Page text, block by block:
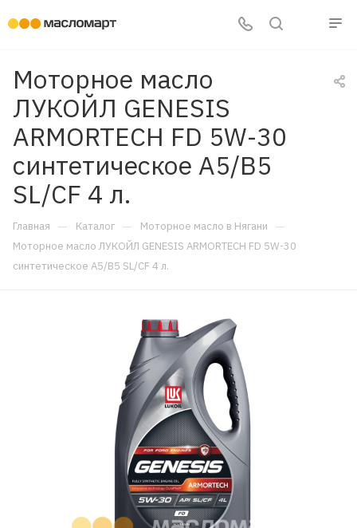
Моторное масло
ЛУКОЙЛ GENESIS
ARMORTECH FD 5W-30
синтетическое A5/B5
SL/CF 4 л.
Главная — Каталог — Моторное масло в Нягани —
Моторное масло ЛУКОЙЛ GENESIS ARMORTECH FD 5W-30
синтетическое A5/B5 SL/CF 4 л.